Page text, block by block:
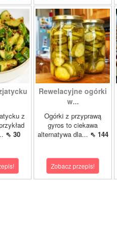
z
⇖ 30
Rewelacyjne ogórki
w...
Ogórki z przyprawą
gyros to ciekawa
alternatywa dla... ⇖ 144
Zobacz przepis!